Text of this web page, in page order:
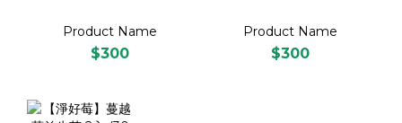
Product Name
$300
Product Name
$300